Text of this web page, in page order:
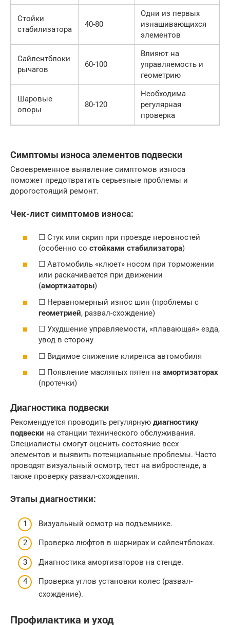
Стойки
стабилизатора
40-80
Одни из первых
изнашивающихся
элементов
Сайлентблоки
рычагов
60-100
Влияют на
управляемость и
геометрию
Шаровые
опоры
80-120
Необходима
регулярная
проверка
Симптомы износа элементов подвески
Своевременное выявление симптомов износа
поможет предотвратить серьезные проблемы и
дорогостоящий ремонт.
Чек-лист симптомов износа:
☐ Стук или скрип при проезде неровностей
(особенно со стойками стабилизатора)
☐ Автомобиль «клюет» носом при торможении
или раскачивается при движении
(амортизаторы)
☐ Неравномерный износ шин (проблемы с
геометрией, развал-схождение)
☐ Ухудшение управляемости, «плавающая» езда,
увод в сторону
☐ Видимое снижение клиренса автомобиля
☐ Появление масляных пятен на амортизаторах
(протечки)
Диагностика подвески
Рекомендуется проводить регулярную диагностику
подвески на станции технического обслуживания.
Специалисты смогут оценить состояние всех
элементов и выявить потенциальные проблемы. Часто
проводят визуальный осмотр, тест на вибростенде, а
также проверку развал-схождения.
Этапы диагностики:
Визуальный осмотр на подъемнике.
Проверка люфтов в шарнирах и сайлентблоках.
Диагностика амортизаторов на стенде.
Проверка углов установки колес (развал-
схождение).
Профилактика и уход